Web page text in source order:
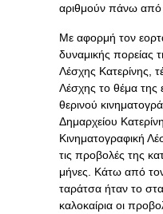
αριθμούν πάνω από
Με αφορμή τον
δυναμικής πορείας
Λέσχης Κατερίνης,
Λέσχης το θέμα της
θερινού
Δημαρχείου
Κινηματογραφική
τις προβολές της
μήνες. Κάτω από
ταράτσα ήταν το
καλοκαίρια οι